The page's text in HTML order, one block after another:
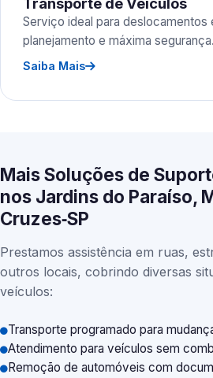
Serviço ideal para deslocamentos
planejamento e máxima segurança.
Saiba Mais
Mais Soluções de
nos Jardins do Paraíso,
Cruzes‑SP
Prestamos assistência em ruas,
outros locais, cobrindo diversas
veículos:
Transporte programado para
Atendimento para veículos sem
Remoção de automóveis com